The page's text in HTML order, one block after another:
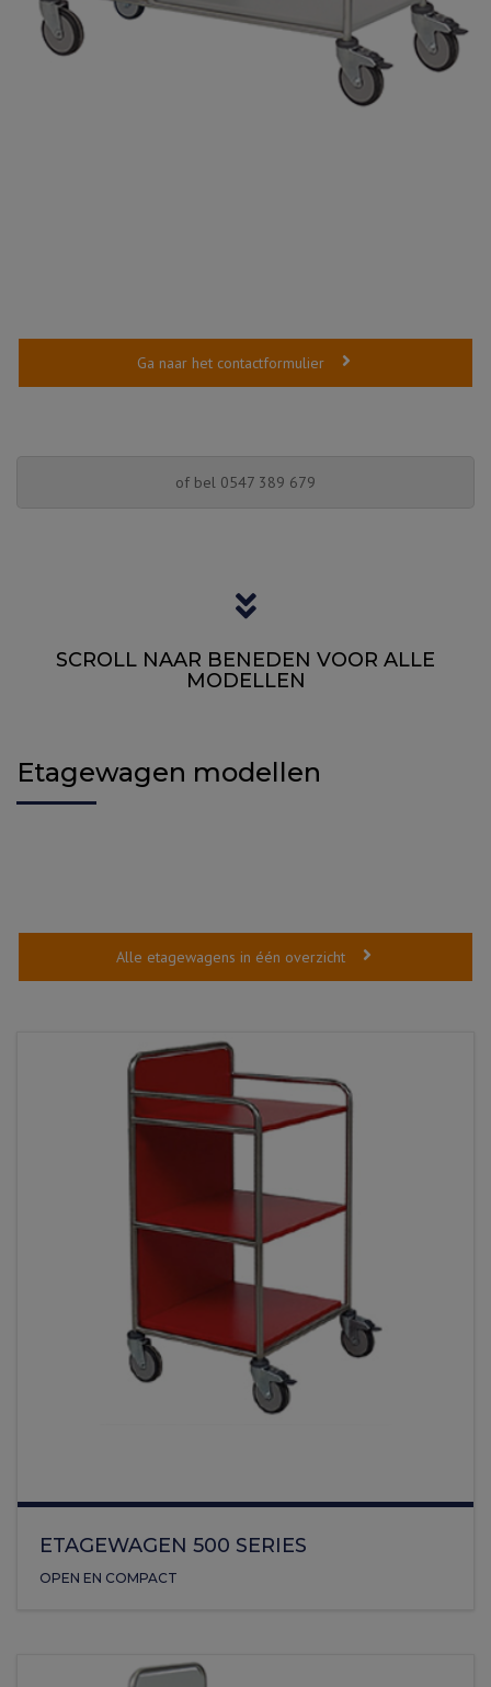
Ga naar het contactformulier
of bel 0547 389 679
SCROLL NAAR BENEDEN VOOR ALLE
MODELLEN
Etagewagen modellen
Alle etagewagens in één overzicht
ETAGEWAGEN 500 SERIES
OPEN EN COMPACT